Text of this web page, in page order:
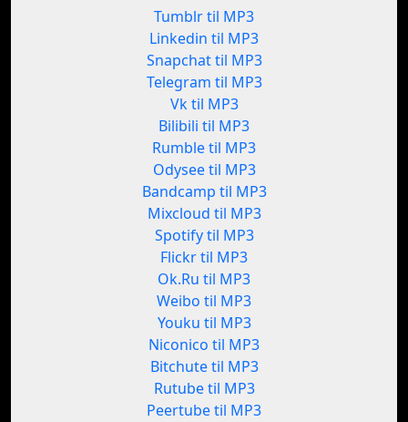
Tumblr til MP3
Linkedin til MP3
Snapchat til MP3
Telegram til MP3
Vk til MP3
Bilibili til MP3
Rumble til MP3
Odysee til MP3
Bandcamp til MP3
Mixcloud til MP3
Spotify til MP3
Flickr til MP3
Ok.Ru til MP3
Weibo til MP3
Youku til MP3
Niconico til MP3
Bitchute til MP3
Rutube til MP3
Peertube til MP3